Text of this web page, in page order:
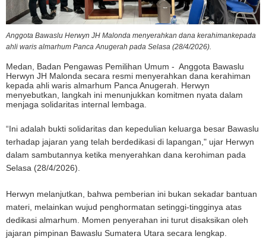
Anggota Bawaslu Herwyn JH Malonda menyerahkan dana kerahimankepada
ahli waris almarhum Panca Anugerah pada Selasa (28/4/2026).
Medan, Badan Pengawas Pemilihan Umum - Anggota Bawaslu
Herwyn JH Malonda secara resmi menyerahkan dana kerahiman
kepada ahli waris almarhum Panca Anugerah. Herwyn
menyebutkan, langkah ini menunjukkan komitmen nyata dalam
menjaga solidaritas internal lembaga.
“Ini adalah bukti solidaritas dan kepedulian keluarga besar Bawaslu
terhadap jajaran yang telah berdedikasi di lapangan," ujar Herwyn
dalam sambutannya ketika menyerahkan dana kerohiman pada
Selasa (28/4/2026).
Herwyn melanjutkan, bahwa pemberian ini bukan sekadar bantuan
materi, melainkan wujud penghormatan setinggi-tingginya atas
dedikasi almarhum. Momen penyerahan ini turut disaksikan oleh
jajaran pimpinan Bawaslu Sumatera Utara secara lengkap.